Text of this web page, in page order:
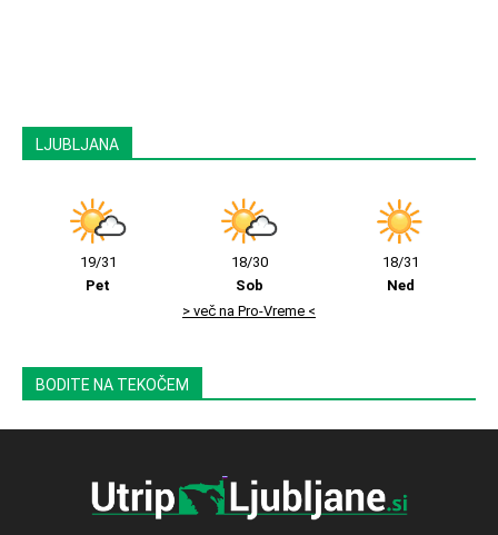
LJUBLJANA
19/31
Pet
18/30
Sob
18/31
Ned
> več na Pro-Vreme <
BODITE NA TEKOČEM